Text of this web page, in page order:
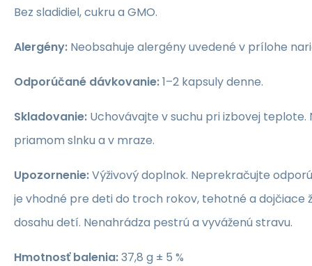
Bez sladidiel, cukru a GMO.
Alergény: Neobsahuje alergény uvedené v prílohe
Odporúčané dávkovanie:1–2 kapsuly denne.
Skladovanie: Uchovávajte v suchu pri izbovej teplote.
priamom slnku a v mraze.
Upozornenie:Výživový doplnok. Neprekračujte
je vhodné pre deti do troch rokov, tehotné a dojčiace
dosahu detí. Nenahrádza pestrú a vyváženú stravu.
Hmotnosť balenia:37,8 g ± 5 %